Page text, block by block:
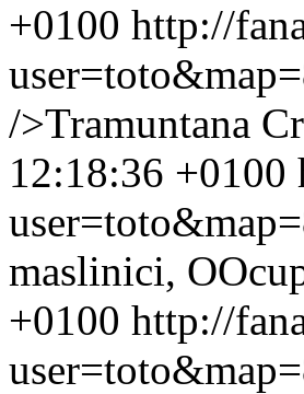
+0100 http://
/>Tramuntana
12:18:36 +0100
maslinici,
+0100 http://